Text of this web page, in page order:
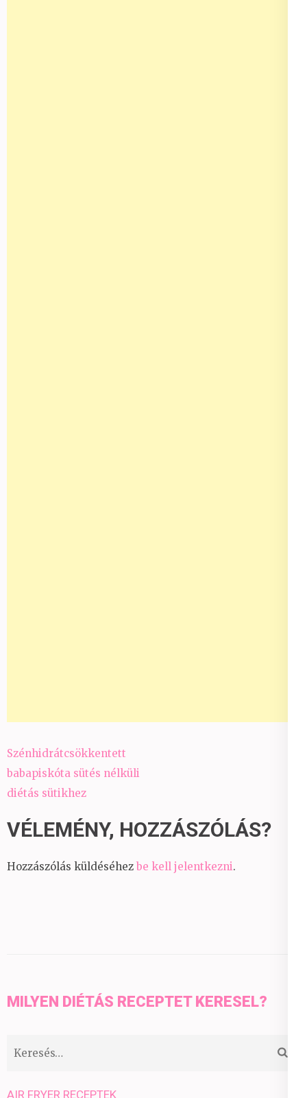
Bejegyzés
navigáció
Szénhidrátcsökkentett
babapiskóta sütés nélküli
diétás sütikhez
VÉLEMÉNY, HOZZÁSZÓLÁS?
Hozzászólás küldéséhez be kell jelentkezni.
MILYEN DIÉTÁS RECEPTET KERESEL?
Keresés:
AIR FRYER RECEPTEK